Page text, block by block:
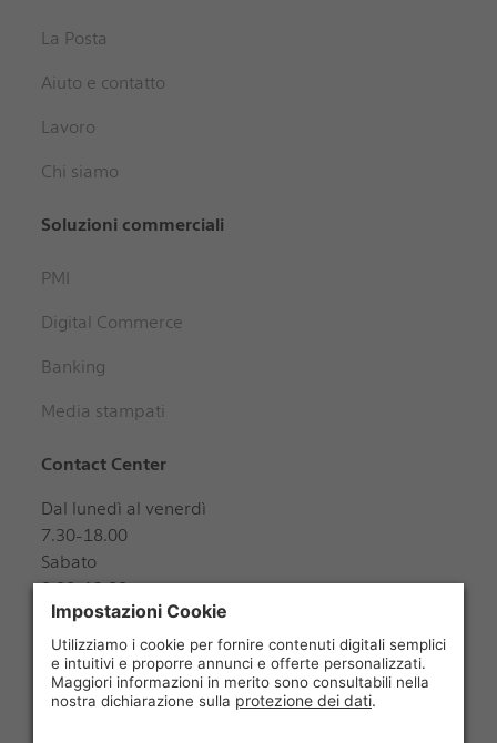
La Posta
Aiuto e contatto
Lavoro
Chi siamo
Soluzioni commerciali
PMI
Digital Commerce
Banking
Media stampati
Contact Center
Dal lunedì al venerdì
7.30-18.00
Sabato
8.00-12.00
+41 848 888 888
Seguiteci